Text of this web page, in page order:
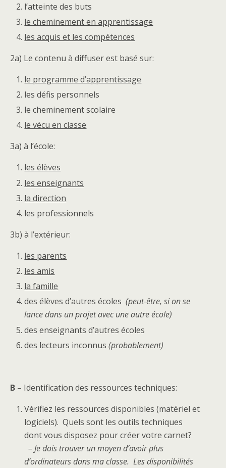
l’atteinte des buts
le cheminement en apprentissage
les acquis et les compétences
2a) Le contenu à diffuser est basé sur:
le programme d’apprentissage
les défis personnels
le cheminement scolaire
le vécu en classe
3a) à l’école:
les élèves
les enseignants
la direction
les professionnels
3b) à l’extérieur:
les parents
les amis
la famille
des élèves d’autres écoles(peut-être, si on se
lance dans un projet avec une autre école)
des enseignants d’autres écoles
des lecteurs inconnus(probablement)
B – Identification des ressources techniques:
Vérifiez les ressources disponibles (matériel et
logiciels). Quels sont les outils techniques
dont vous disposez pour créer votre carnet?
– Je dois trouver un moyen d’avoir plus
d’ordinateurs dans ma classe. Les disponibilités